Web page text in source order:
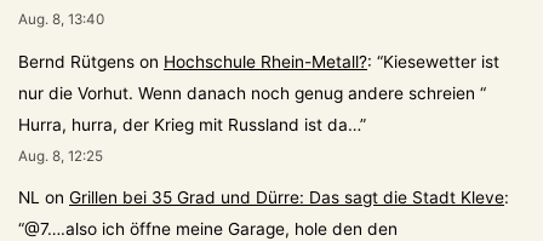
Aug. 8, 13:40
Bernd Rütgens on Hochschule Rhein-Metall?: “Kiesewetter ist
nur die Vorhut. Wenn danach noch genug andere schreien “
Hurra, hurra, der Krieg mit Russland ist da…”
Aug. 8, 12:25
NL on Grillen bei 35 Grad und Dürre: Das sagt die Stadt Kleve:
“@7….also ich öffne meine Garage, hole den den